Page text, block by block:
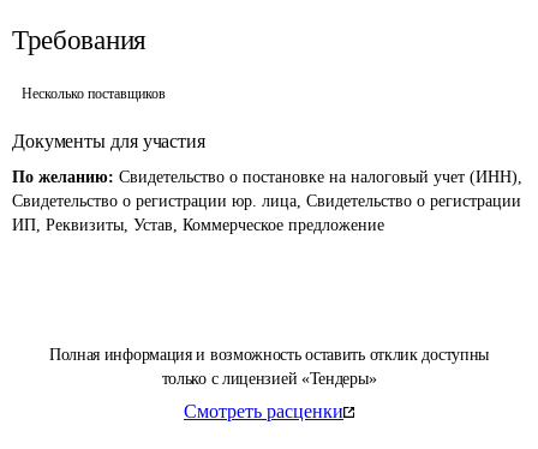
Полная информация и возможность оставить отклик доступны
только с лицензией «Тендеры»
Смотреть расценки
Требования
Несколько поставщиков
Документы для участия
По желанию: Свидетельство о постановке на налоговый учет (ИНН),
Свидетельство о регистрации юр. лица, Свидетельство о регистрации
ИП, Реквизиты, Устав, Коммерческое предложение